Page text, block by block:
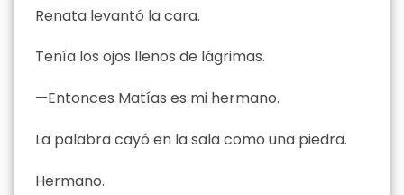
Renata levantó la cara.
Tenía los ojos llenos de lágrimas.
—Entonces Matías es mi hermano.
La palabra cayó en la sala como una piedra.
Hermano.